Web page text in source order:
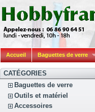
Accueil Baguettes de verre
CATÉGORIES
Baguettes de verre
Outils et matériel
Accessoires